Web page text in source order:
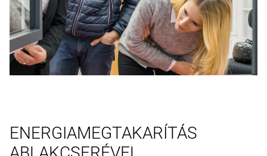
ENERGIAMEGTAKARÍTÁS